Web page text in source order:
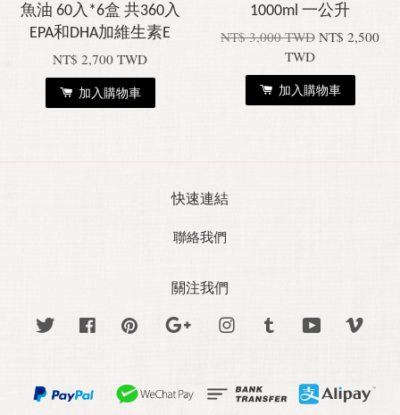
魚油 60入*6盒 共360入
EPA和DHA加維生素E
NT$ 2,700 TWD
加入購物車
1000ml 一公升
NT$ 3,000 TWD NT$ 2,500
TWD
加入購物車
快速連結
聯絡我們
關注我們
Twitter Facebook Pinterest Google Instagram Tumblr YouTube